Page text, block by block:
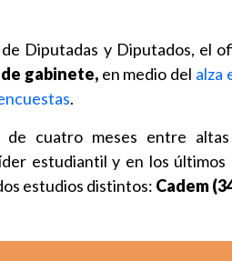
Diputadas y Diputados, el
gabinete,en medio del alza
.
cuatro meses entre
estudiantil y en los
estudios distintos: Cadem